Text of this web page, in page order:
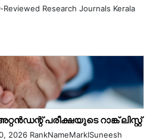
Research Journals Kerala
പരീക്ഷയുടെ റാങ്ക് ലിസ്റ്റ്
RankNameMarkISuneesh